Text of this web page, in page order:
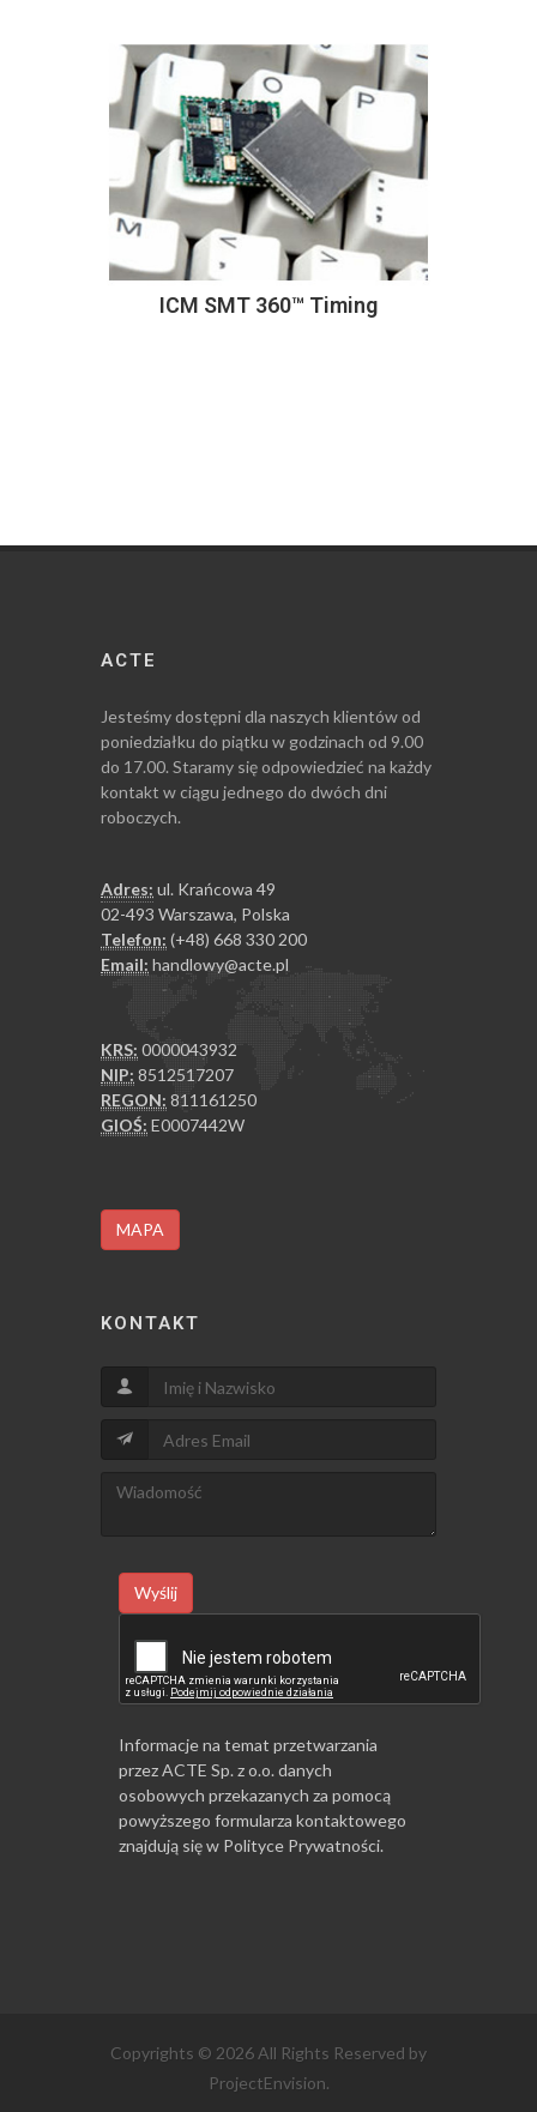
ICM SMT 360™ Timing
ACTE
Jesteśmy dostępni dla naszych klientów od
poniedziałku do piątku w godzinach od 9.00
do 17.00. Staramy się odpowiedzieć na każdy
kontakt w ciągu jednego do dwóch dni
roboczych.
Adres: ul. Krańcowa 49
02-493 Warszawa, Polska
Telefon: (+48) 668 330 200
Email: handlowy@acte.pl
KRS: 0000043932
NIP: 8512517207
REGON: 811161250
GIOŚ: E0007442W
MAPA
KONTAKT
Wyślij
Informacje na temat przetwarzania
przez ACTE Sp. z o.o. danych
osobowych przekazanych za pomocą
powyższego formularza kontaktowego
znajdują się w Polityce Prywatności.
Copyrights © 2026 All Rights Reserved by
ProjectEnvision.